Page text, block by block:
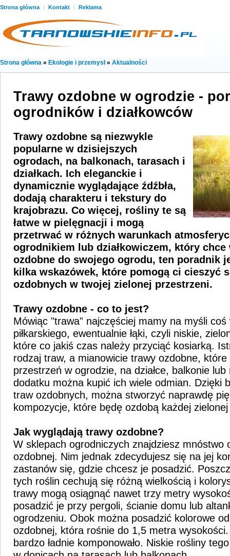
Strona główna | Kontakt | Reklama
Strona główna » Ekologie i przemysł» Aktualności
Trawy ozdobne w ogrodzie -
ogrodników i działkowców
Trawy ozdobne są niezwykle
popularne w dzisiejszych
ogrodach, na balkonach, tarasach i
działkach. Ich eleganckie i
dynamicznie wyglądające źdźbła,
dodają charakteru i tekstury do
krajobrazu. Co więcej, rośliny te są
łatwe w pielęgnacji i mogą
przetrwać w różnych warunkach
ogrodnikiem lub działkowiczem, który
ozdobne do swojego ogrodu, ten poradnik
kilka wskazówek, które pomogą ci cieszyć
ozdobnych w twojej zielonej przestrzeni.
Trawy ozdobne - co to jest?
Mówiąc "trawa" najczęściej mamy na myśli coś
piłkarskiego, ewentualnie łąki, czyli niskie,
które co jakiś czas należy przyciąć kosiarką.
rodzaj traw, a mianowicie trawy ozdobne, które
przestrzeń w ogrodzie, na działce, balkonie
dodatku można kupić ich wiele odmian. Dzięki
traw ozdobnych, można stworzyć naprawdę
kompozycje, które będę ozdobą każdej
Jak wyglądają trawy ozdobne?
W sklepach ogrodniczych znajdziesz mnóstwo
ozdobnej. Nim jednak zdecydujesz się na jej
zastanów się, gdzie chcesz je posadzić.
tych roślin cechują się różną wielkością i
trawy mogą osiągnąć nawet trzy metry
posadzić je przy pergoli, ścianie domu lub
ogrodzeniu. Obok można posadzić kolorowe
ozdobnej, która rośnie do 1,5 metra
bardzo ładnie komponowało. Niskie rośliny